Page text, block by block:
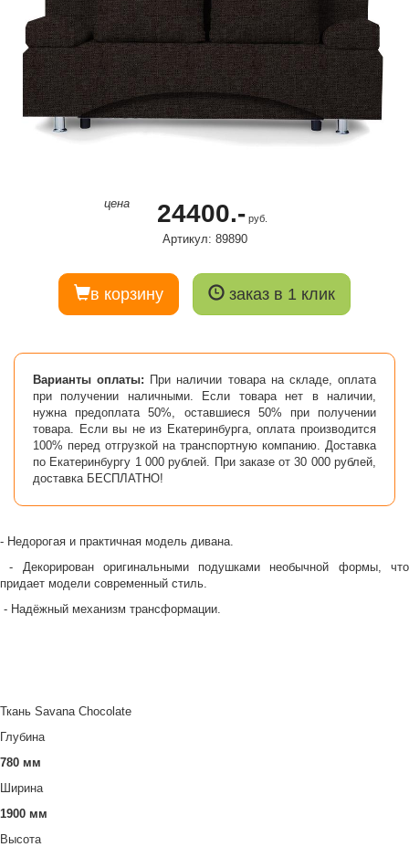
цена 24400.-руб.
Артикул: 89890
в корзину заказ в 1 клик
Варианты оплаты: При наличии товара на складе, оплата
при получении наличными. Если товара нет в наличии,
нужна предоплата 50%, оставшиеся 50% при получении
товара. Если вы не из Екатеринбурга, оплата производится
100% перед отгрузкой на транспортную компанию. Доставка
по Екатеринбургу 1 000 рублей. При заказе от 30 000 рублей,
доставка БЕСПЛАТНО!
- Недорогая и практичная модель дивана.
- Декорирован оригинальными подушками необычной формы, что
придает модели современный стиль.
- Надёжный механизм трансформации.
Ткань Savana Chocolate
Глубина
780 мм
Ширина
1900 мм
Высота